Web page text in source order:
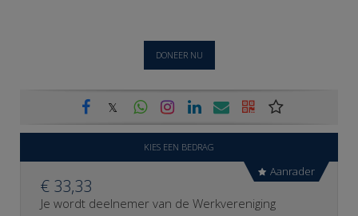
DONEER NU
𝕏
KIES EEN BEDRAG
Aanrader
€ 33,33
Je wordt deelnemer van de Werkvereniging